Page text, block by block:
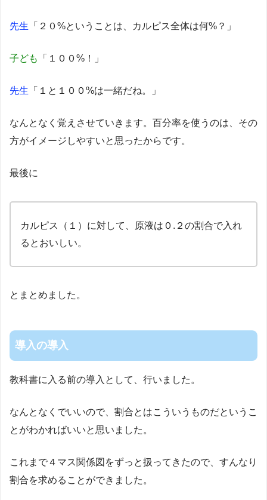
先生 「２０%ということは、カルピス全体は何%？」
子ども 「１００%！」
先生 「１と１００%は一緒だね。」
なんとなく覚えさせていきます。百分率を使うのは、その
方がイメージしやすいと思ったからです。
最後に
カルピス（１）に対して、原液は０.２の割合で入れ
るとおいしい。
とまとめました。
導入の導入
教科書に入る前の導入として、行いました。
なんとなくでいいので、割合とはこういうものだというこ
とがわかればいいと思いました。
これまで４マス関係図をずっと扱ってきたので、すんなり
割合を求めることができました。